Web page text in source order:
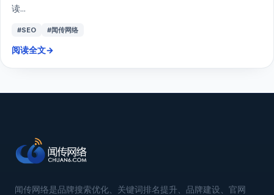
读...
#SEO #闻传网络
阅读全文→
闻传网络是品牌搜索优化、关键词排名提升、品牌建设、官网